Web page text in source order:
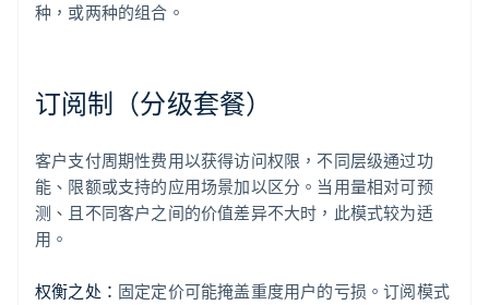
种，或两种的组合。
订阅制（分级套餐）
客户支付周期性费用以获得访问权限，不同层级通过功
能、限额或支持的应用场景加以区分。当用量相对可预
测、且不同客户之间的价值差异不大时，此模式较为适
用。
权衡之处： 固定定价可能掩盖重度用户的亏损。订阅模式